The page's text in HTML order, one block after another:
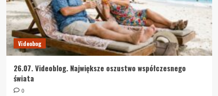
Videobog
26.07. Videoblog. Największe oszustwo współczesnego
świata
0